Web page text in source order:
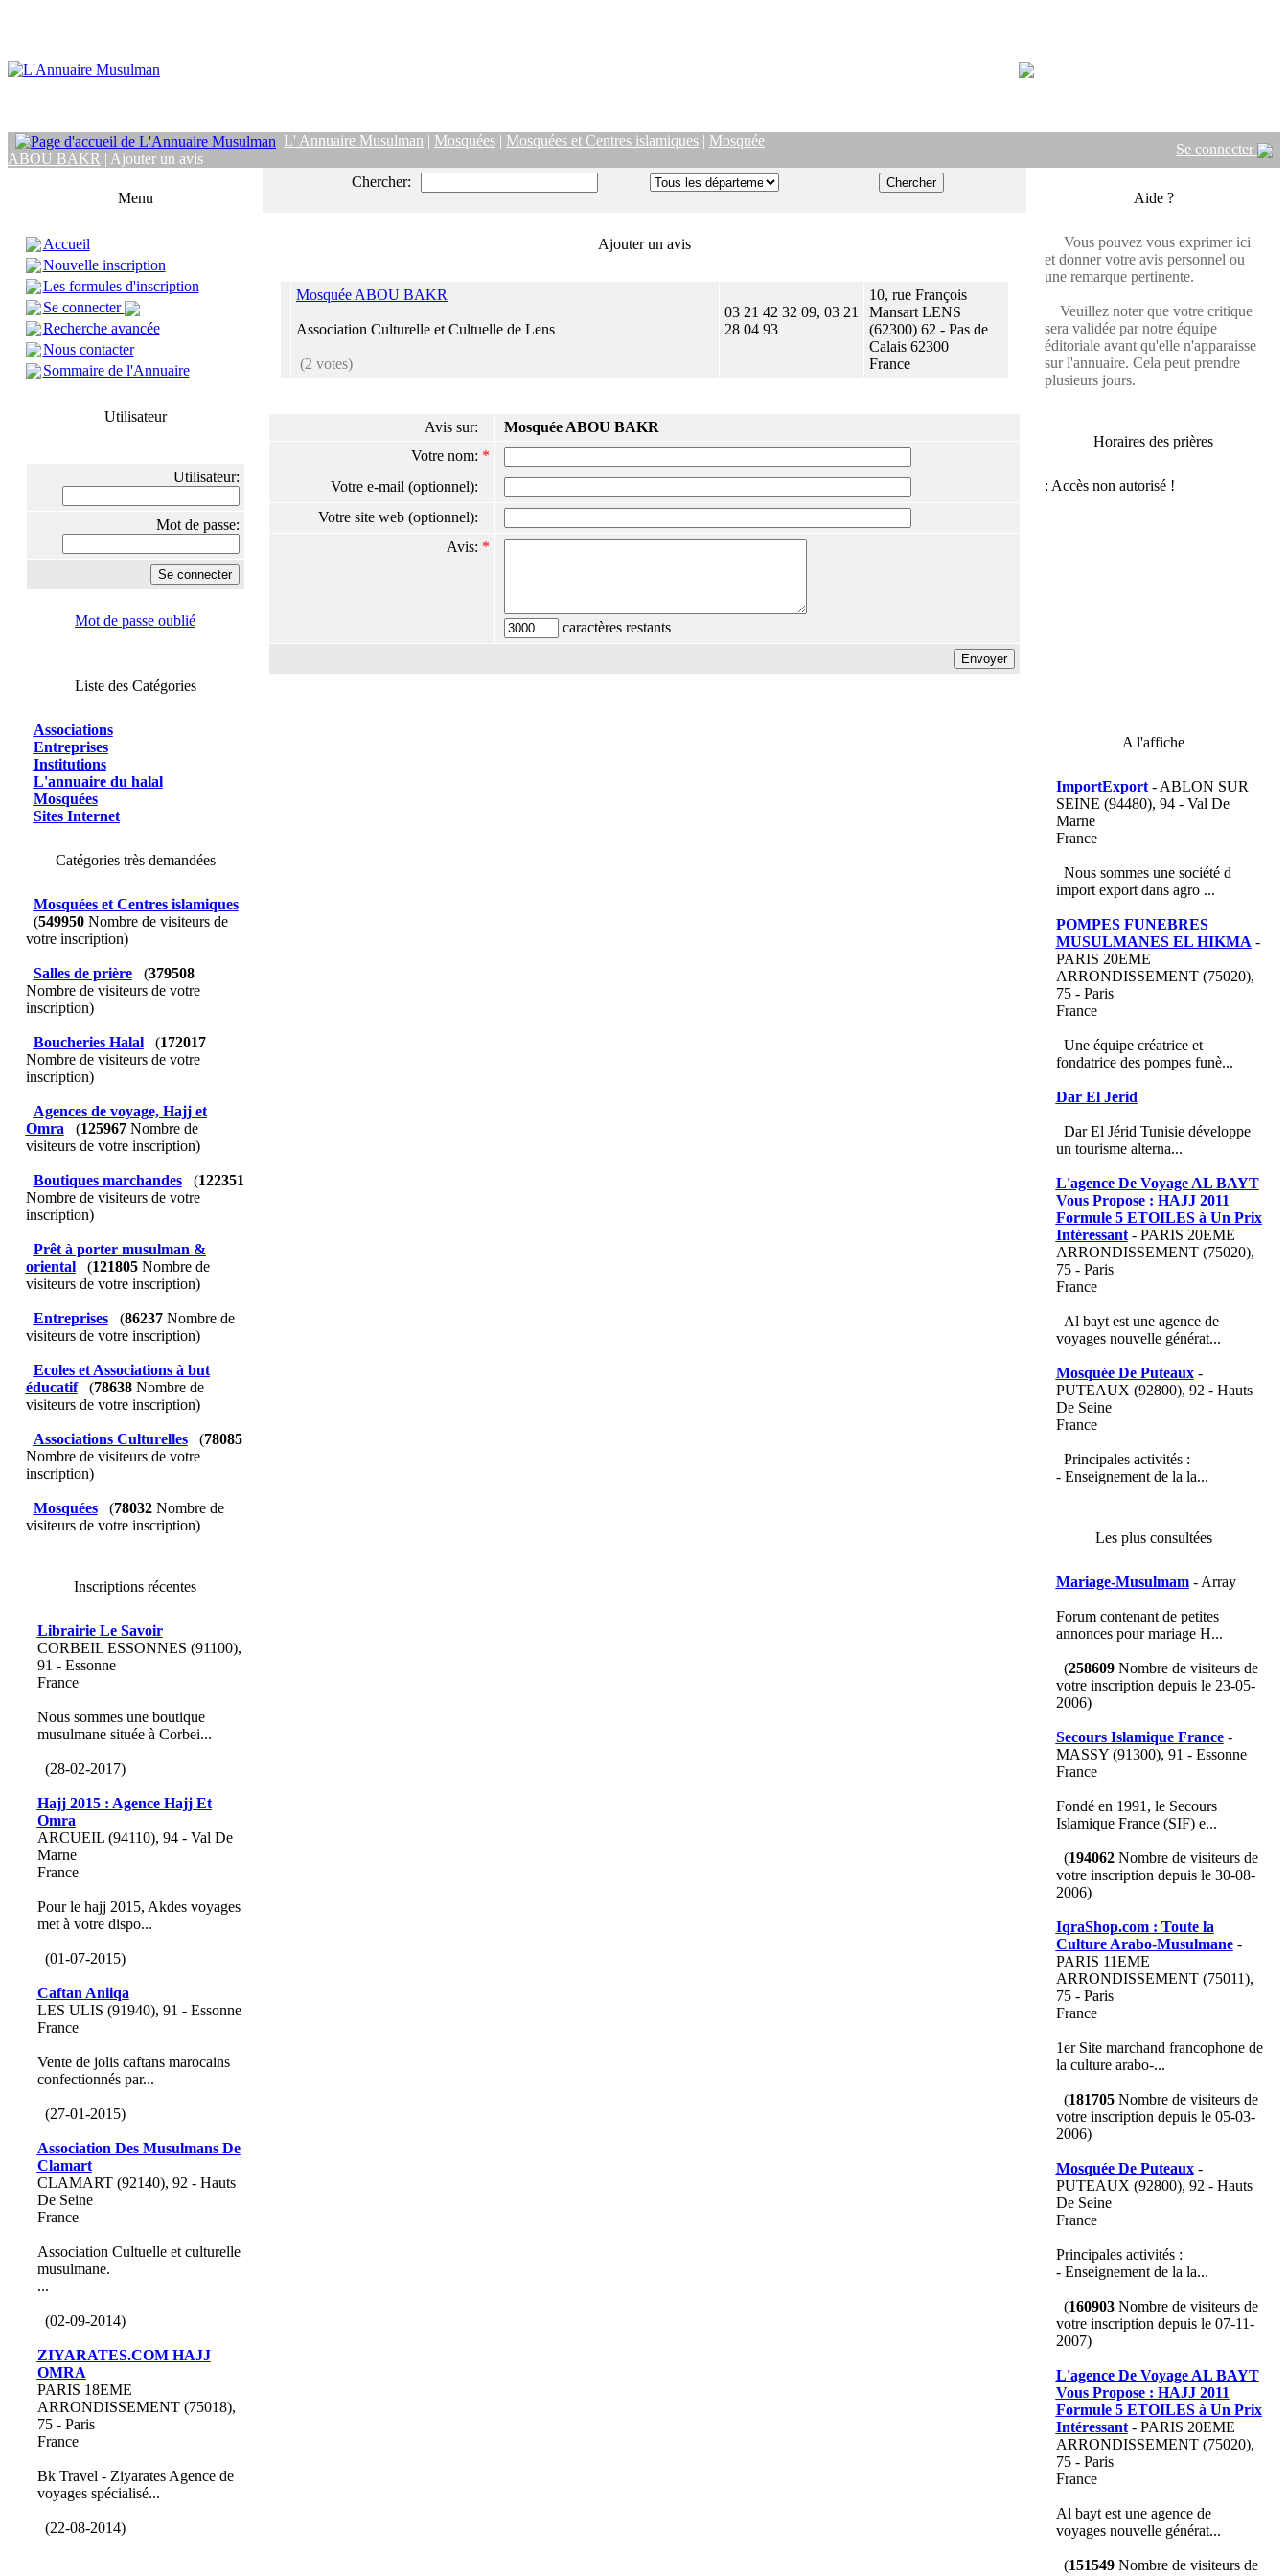
L' Annuaire Musulman | Mosquées | Mosquées et Centres islamiques | Mosquée
ABOU BAKR | Ajouter un avis
Se connecter
Menu
Accueil
Nouvelle inscription
Les formules d'inscription
Se connecter
Recherche avancée
Nous contacter
Sommaire de l'Annuaire
Utilisateur
Utilisateur:
Mot de passe:
Mot de passe oublié
Liste des Catégories
Associations
Entreprises
Institutions
L'annuaire du halal
Mosquées
Sites Internet
Catégories très demandées
Mosquées et Centres islamiques
(549950Nombre de visiteurs de
votre inscription)
Salles de prière (379508
Nombre de visiteurs de votre
inscription)
Boucheries Halal (172017
Nombre de visiteurs de votre
inscription)
Agences de voyage, Hajj et
Omra
(125967Nombre de
visiteurs de votre inscription)
Boutiques marchandes (122351
Nombre de visiteurs de votre
inscription)
Prêt à porter musulman &
oriental
(121805Nombre de
visiteurs de votre inscription)
Entreprises (86237Nombre de
visiteurs de votre inscription)
Ecoles et Associations à but
éducatif
(78638Nombre de
visiteurs de votre inscription)
Associations Culturelles (78085
Nombre de visiteurs de votre
inscription)
Mosquées (78032Nombre de
visiteurs de votre inscription)
Inscriptions récentes
Librairie Le Savoir
CORBEIL ESSONNES (91100),
91 - Essonne
France
Nous sommes une boutique
musulmane située à Corbei...
(28-02-2017)
Hajj 2015 : Agence Hajj Et
Omra
ARCUEIL (94110), 94 - Val De
Marne
France
Pour le hajj 2015, Akdes voyages
met à votre dispo...
(01-07-2015)
Caftan Aniiqa
LES ULIS (91940), 91 - Essonne
France
Vente de jolis caftans marocains
confectionnés par...
(27-01-2015)
Association Des Musulmans De
Clamart
CLAMART (92140), 92 - Hauts
De Seine
France
Association Cultuelle et culturelle
musulmane.
...
(02-09-2014)
ZIYARATES.COM HAJJ
OMRA
PARIS 18EME
ARRONDISSEMENT (75018),
75 - Paris
France
Bk Travel - Ziyarates Agence de
voyages spécialisé...
(22-08-2014)
Chercher:
Ajouter un avis
Mosquée ABOU BAKR
Association Culturelle et Cultuelle de Lens
(2 votes)
03 21 42 32 09, 03 21
28 04 93
10, rue François
Mansart LENS
(62300) 62 - Pas de
Calais 62300
France
Avis sur:
Mosquée ABOU BAKR
Votre nom: *
Votre e-mail (optionnel):
Votre site web (optionnel):
Avis: *
caractères restants
Aide ?
Vous pouvez vous exprimer ici
et donner votre avis personnel ou
une remarque pertinente.
Veuillez noter que votre critique
sera validée par notre équipe
éditoriale avant qu'elle n'apparaisse
sur l'annuaire. Cela peut prendre
plusieurs jours.
Horaires des prières
A l'affiche
ImportExport- ABLON SUR
SEINE (94480), 94 - Val De
Marne
France
Nous sommes une société d
import export dans agro ...
POMPES FUNEBRES
MUSULMANES EL HIKMA -
PARIS 20EME
ARRONDISSEMENT (75020),
75 - Paris
France
Une équipe créatrice et
fondatrice des pompes funè...
Dar El Jerid
Dar El Jérid Tunisie développe
un tourisme alterna...
L'agence De Voyage AL BAYT
Vous Propose : HAJJ 2011
Formule 5 ETOILES à Un Prix
Intéressant- PARIS 20EME
ARRONDISSEMENT (75020),
75 - Paris
France
Al bayt est une agence de
voyages nouvelle générat...
Mosquée De Puteaux-
PUTEAUX (92800), 92 - Hauts
De Seine
France
Principales activités :
- Enseignement de la la...
Les plus consultées
Mariage-Musulmam- Array
Forum contenant de petites
annonces pour mariage H...
(258609Nombre de visiteurs de
votre inscription depuis le 23-05-
2006)
Secours Islamique France-
MASSY (91300), 91 - Essonne
France
Fondé en 1991, le Secours
Islamique France (SIF) e...
(194062Nombre de visiteurs de
votre inscription depuis le 30-08-
2006)
IqraShop.com : Toute la
Culture Arabo-Musulmane-
PARIS 11EME
ARRONDISSEMENT (75011),
75 - Paris
France
1er Site marchand francophone de
la culture arabo-...
(181705Nombre de visiteurs de
votre inscription depuis le 05-03-
2006)
Mosquée De Puteaux-
PUTEAUX (92800), 92 - Hauts
De Seine
France
Principales activités :
- Enseignement de la la...
(160903Nombre de visiteurs de
votre inscription depuis le 07-11-
2007)
L'agence De Voyage AL BAYT
Vous Propose : HAJJ 2011
Formule 5 ETOILES à Un Prix
Intéressant- PARIS 20EME
ARRONDISSEMENT (75020),
75 - Paris
France
Al bayt est une agence de
voyages nouvelle générat...
(151549Nombre de visiteurs de